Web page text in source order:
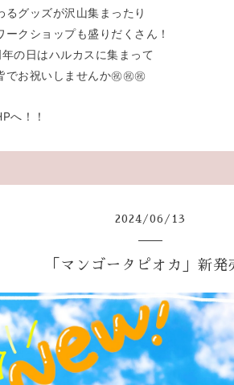
るグッズが沢山集まったり
ークショップも盛りだくさん！
の日はハルカスに集まって
でお祝いしませんか㊗️㊗️㊗️
へ！！
2024 /06 / 13
「マンゴータピオカ」新発